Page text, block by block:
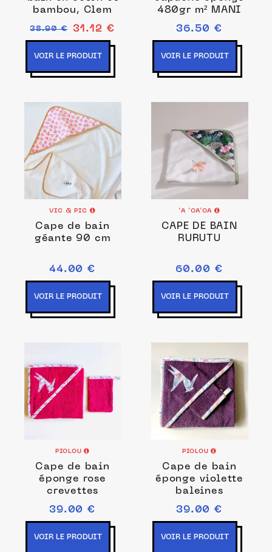
bambou, Clem
38.90 € 31.12 €
VOIR LE PRODUIT
480gr m² MANI
36.50 €
VOIR LE PRODUIT
VIC & PIC
Cape de bain
géante 90 cm
44.00 €
VOIR LE PRODUIT
‘A ’OA’OA
CAPE DE BAIN
RURUTU
60.00 €
VOIR LE PRODUIT
PIOLOU
Cape de bain
éponge rose
crevettes
39.00 €
VOIR LE PRODUIT
PIOLOU
Cape de bain
éponge violette
baleines
39.00 €
VOIR LE PRODUIT